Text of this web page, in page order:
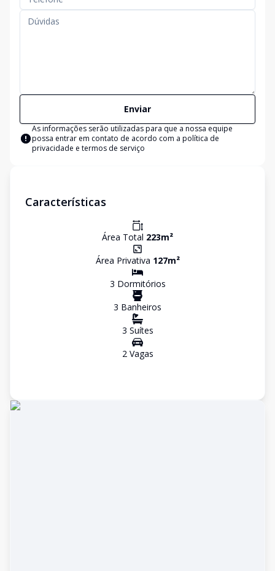
Enviar
As informações serão utilizadas para que a nossa equipe
possa entrar em contato de acordo com a política de
privacidade e termos de serviço
Características
Área Total 223m²
Área Privativa 127m²
3 Dormitórios
3 Banheiros
3 Suítes
2Vagas